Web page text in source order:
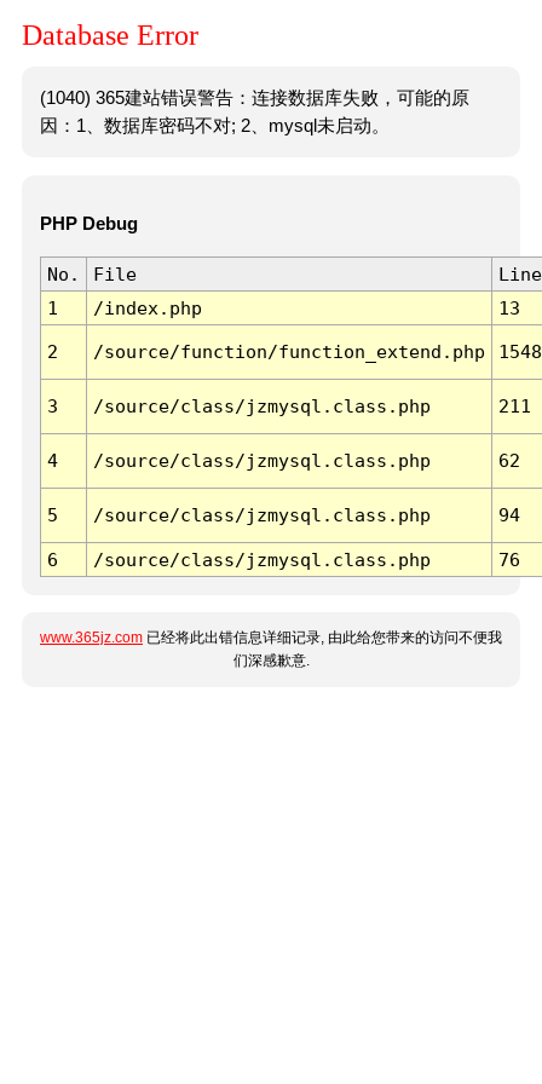
Database Error
(1040) 365建站错误警告：连接数据库失败，可能的原
因：1、数据库密码不对; 2、mysql未启动。
PHP Debug
No. File
Line
1
/index.php 13
2 /source/function/function_extend.php 1548
3 /source/class/jzmysql.class.php 211
4 /source/class/jzmysql.class.php 62
5 /source/class/jzmysql.class.php 94
6 /source/class/jzmysql.class.php 76
www.365jz.com 已经将此出错信息详细记录, 由此给您带来的访问不便我
们深感歉意.